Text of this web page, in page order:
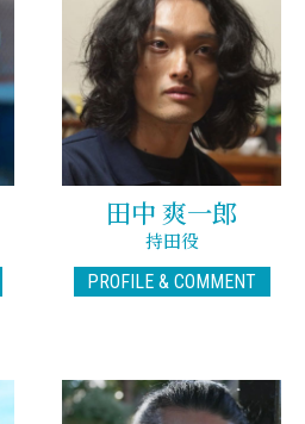
田中 爽一郎
持田役
PROFILE & COMMENT